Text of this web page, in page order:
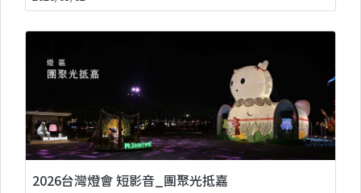
2026台灣燈會 短影音_團聚光抵嘉